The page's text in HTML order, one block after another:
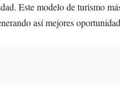
Este modelo de turismo
así mejores